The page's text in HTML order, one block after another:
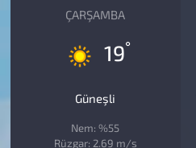
ÇARŞAMBA
19°
Güneşli
Nem: %55
Rüzgar: 2.69 m/s